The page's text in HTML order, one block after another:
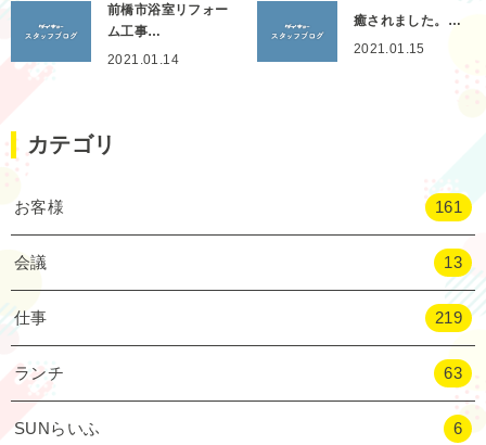
前橋市浴室リフォー
ム工事…
2021.01.14
癒されました。…
2021.01.15
カテゴリ
お客様 161
会議 13
仕事 219
ランチ 63
SUNらいふ 6